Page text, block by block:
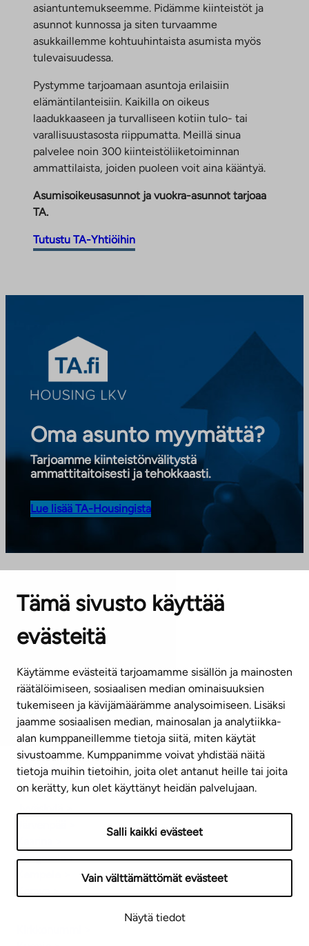
Tämä sivusto käyttää
evästeitä
Käytämme evästeitä tarjoamamme sisällön ja mainosten
räätälöimiseen, sosiaalisen median ominaisuuksien
tukemiseen ja kävijämäärämme analysoimiseen. Lisäksi
jaamme sosiaalisen median, mainosalan ja analytiikka-
alan kumppaneillemme tietoja siitä, miten käytät
sivustoamme. Kumppanimme voivat yhdistää näitä
tietoja muihin tietoihin, joita olet antanut heille tai joita
on kerätty, kun olet käyttänyt heidän palvelujaan.
Salli kaikki evästeet
Vain välttämättömät evästeet
Näytä tiedot
asiantuntemukseemme. Pidämme kiinteistöt ja
asunnot kunnossa ja siten turvaamme
asukkaillemme kohtuuhintaista asumista myös
tulevaisuudessa.
Pystymme tarjoamaan asuntoja erilaisiin
elämäntilanteisiin. Kaikilla on oikeus
laadukkaaseen ja turvalliseen kotiin tulo- tai
varallisuustasosta riippumatta. Meillä sinua
palvelee noin 300 kiinteistöliiketoiminnan
ammattilaista, joiden puoleen voit aina kääntyä.
Asumisoikeusasunnot ja vuokra-asunnot tarjoaa
TA.
Tutustu TA-Yhtiöihin
Oma asunto myymättä?
Tarjoamme kiinteistönvälitystä
ammattitaitoisesti ja tehokkaasti.
Lue lisää TA-Housingista
Vapaat ja vapautuvat asunnot
paikkakunnittain
Asumisoikeusasunnot
Espoo >
Helsinki >
Hollola >
Hyvinkää >
Hämeenlinna >
Joensuu >
Kangasala >